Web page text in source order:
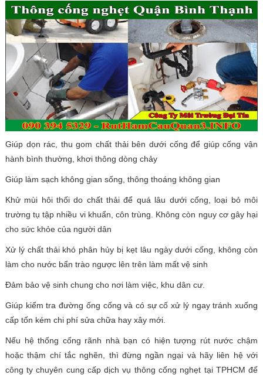
Giúp dọn rác, thu gom chất thải bên dưới cống để giúp cống vận
hành bình thường, khơi thông dòng chảy
Giúp làm sạch không gian sống, thông thoáng không gian
Khử mùi hôi thối do chất thải để quá lâu dưới cống, loại bỏ môi
trường tụ tập nhiều vi khuẩn, côn trùng. Không còn nguy cơ gây hại
cho sức khỏe của người dân
Xử lý chất thải khó phân hủy bị kẹt lâu ngày dưới cống, không còn
làm cho nước bẩn trào ngược lên trên làm mất vệ sinh
Đảm bảo vệ sinh chung cho nơi làm việc, khu dân cư.
Giúp kiểm tra đường ống cống và có sự cố xử lý ngay tránh xuống
cấp tốn kém chi phí sửa chữa hay xây mới.
Nếu hệ thống cống rãnh nhà bạn có hiện tượng rút nước chậm
hoặc thậm chí tắc nghẽn, thì đừng ngần ngại và hãy liên hệ với
công ty chuyên cung cấp dịch vụ thông cống nghẹt tại TPHCM để